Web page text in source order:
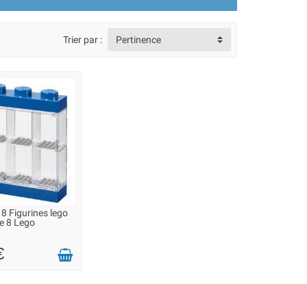
une présentation claire et
de s’accumuler.
une chambre que dans un bureau.
Lego.
Trier par : Pertinence
2 À 3 JOURS
Figurines lego
8 Lego